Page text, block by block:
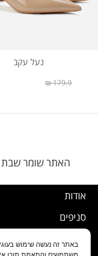
נעל עקב
179.9 ₪
האתר שומר שבת
אודות
סניפים